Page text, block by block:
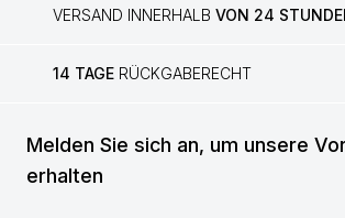
VERSAND INNERHALB VON 24
14 TAGE RÜCKGABERECHT
Melden Sie sich an, um unsere
erhalten